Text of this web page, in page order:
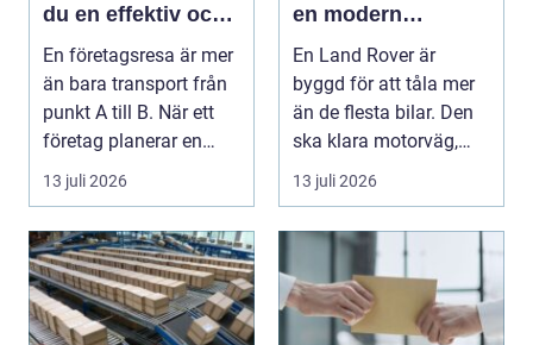
du en effektiv och
minnesvärd resa
En företagsresa är mer
än bara transport från
punkt A till B. När ett
företag planerar en
resa för m...
13 juli 2026
en modern
klassiker
En Land Rover är
byggd för att tåla mer
än de flesta bilar. Den
ska klara motorväg,
stadstrafik, gru...
13 juli 2026